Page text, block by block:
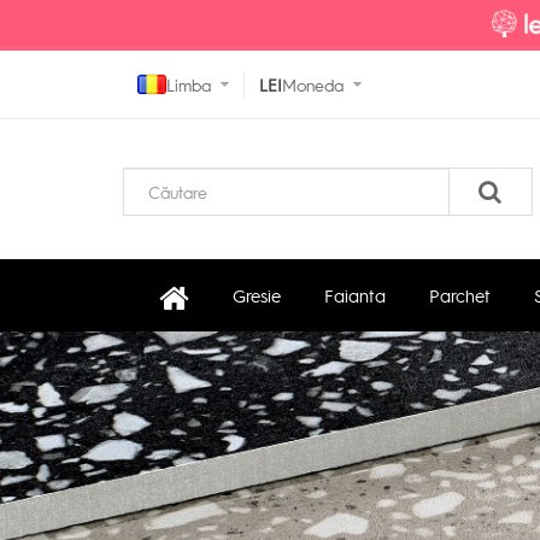
Limba LEIMoneda
Gresie Faianta Parchet